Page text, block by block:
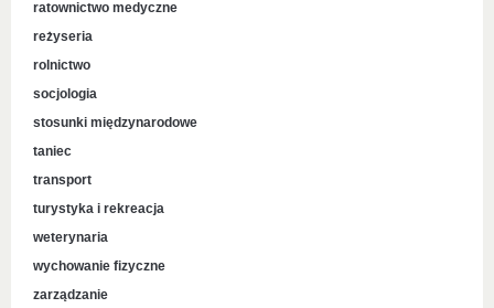
ratownictwo medyczne
reżyseria
rolnictwo
socjologia
stosunki międzynarodowe
taniec
transport
turystyka i rekreacja
weterynaria
wychowanie fizyczne
zarządzanie